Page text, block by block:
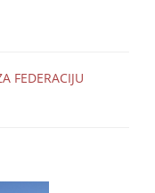
FEDERACIJU